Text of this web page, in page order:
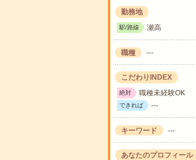
勤務地
駅/路線 瀬高
職種 ---
こだわりINDEX
絶対 職種未経験OK
できれば ---
キーワード ---
あなたのプロフィール